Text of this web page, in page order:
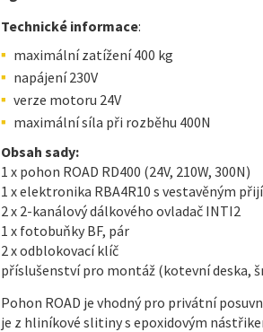
Technické informace:
maximální zatížení 400 kg
napájení 230V
verze motoru 24V
maximální síla při rozběhu 400N
Obsah sady:
1 x pohon ROAD RD400 (24V, 210W, 300N)
1 x elektronika RBA4R10 s vestavěným
2 x 2-kanálový dálkového ovladač INTI2
1 x fotobuňky BF, pár
2 x odblokovací klíč
příslušenství pro montáž (kotevní deska,
Pohon ROAD je vhodný pro privátní
je z hliníkové slitiny s epoxidovým